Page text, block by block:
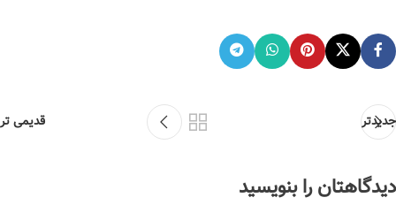
جدیدتر قدیمی تر
دیدگاهتان را بنویسید